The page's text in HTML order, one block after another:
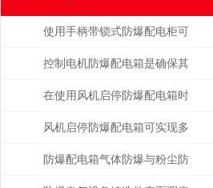
使用手柄带锁式防爆配电柜可
保障安全，提高效率
控制电机防爆配电箱是确保其
安全可靠地运行的关键
在使用风机启停防爆配电箱时
的注意事项
风机启停防爆配电箱可实现多
种功能
防爆配电箱气体防爆与粉尘防